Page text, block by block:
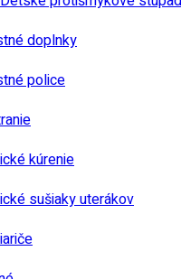
doplnky
police
kúrenie
sušiaky uterákov